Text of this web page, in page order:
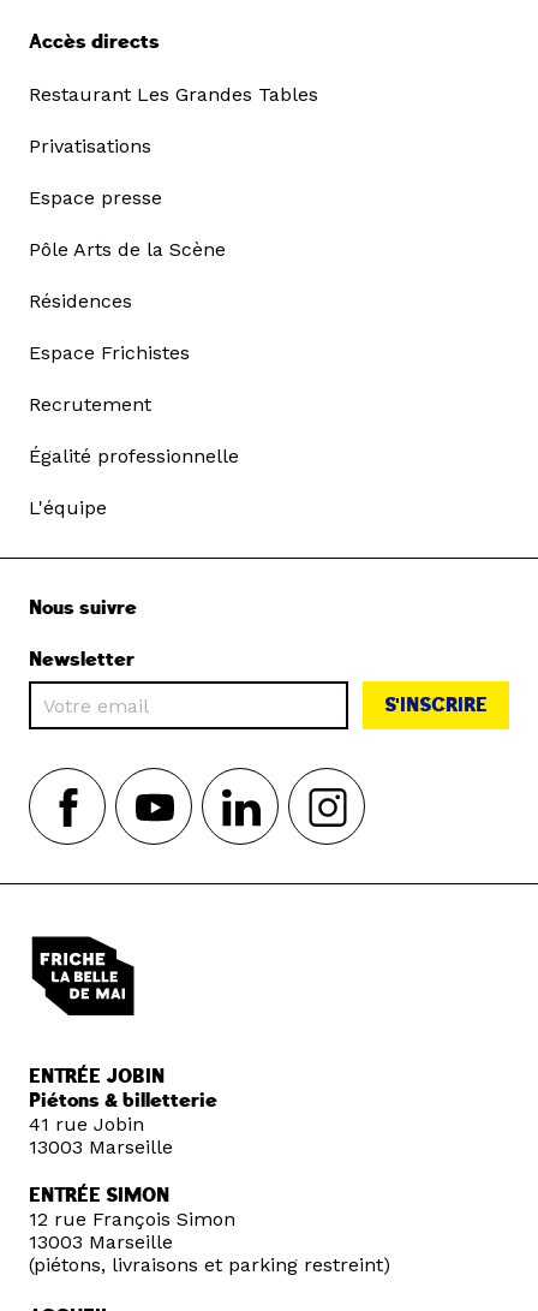
Accès directs
Restaurant Les Grandes Tables
Privatisations
Espace presse
Pôle Arts de la Scène
Résidences
Espace Frichistes
Recrutement
Égalité professionnelle
L'équipe
Nous suivre
Newsletter
S'INSCRIRE
ENTRÉE JOBIN
Piétons & billetterie
41 rue Jobin
13003 Marseille
ENTRÉE SIMON
12 rue François Simon
13003 Marseille
(piétons, livraisons et parking restreint)